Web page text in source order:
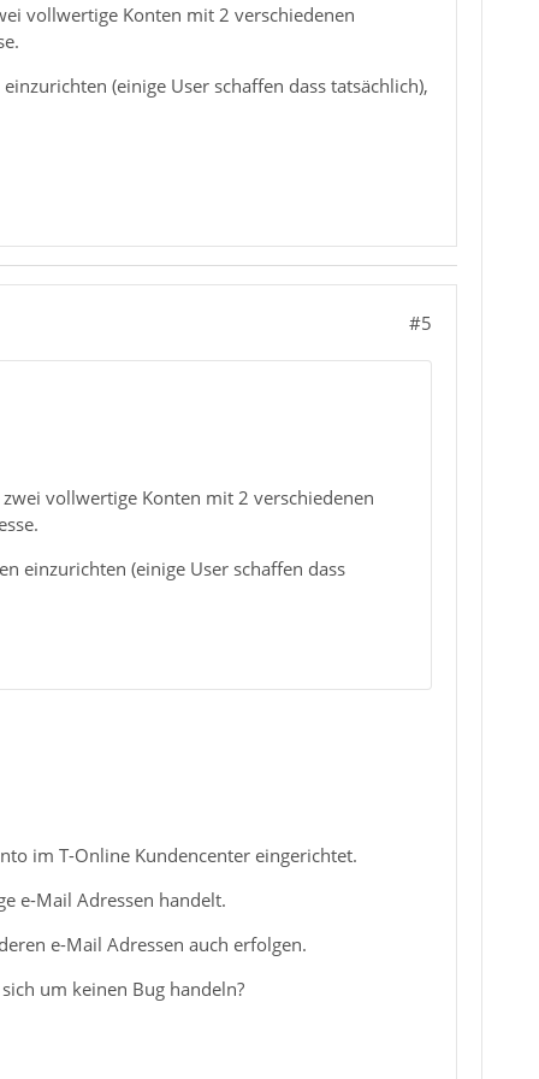
vollwertige Konten mit 2 verschiedenen
(einige User schaffen dass tatsächlich),
#5
vollwertige Konten mit 2 verschiedenen
einzurichten (einige User schaffen dass
im T-Online Kundencenter eingerichtet.
e-Mail Adressen handelt.
e-Mail Adressen auch erfolgen.
um keinen Bug handeln?